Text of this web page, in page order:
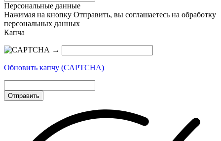
Персональные данные
Нажимая на кнопку Отправить, вы соглашаетесь на обработку
персональных данных
Капча
→
Обновить капчу (CAPTCHA)
Отправить